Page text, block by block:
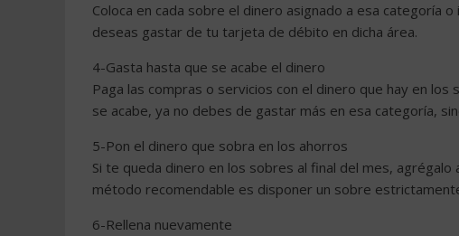
Coloca en cada sobre el dinero asignado a esa categoría
deseas gastar de tu tarjeta de débito en dicha área.
4-Gasta hasta que se acabe el dinero
Paga las compras o servicios con el dinero que hay en
se acabe, ya no debes de gastar más en esa categoría,
5-Pon el dinero que sobra en los ahorros
Si te queda dinero en los sobres al final del mes,
método recomendable es disponer un sobre
6-Rellena nuevamente